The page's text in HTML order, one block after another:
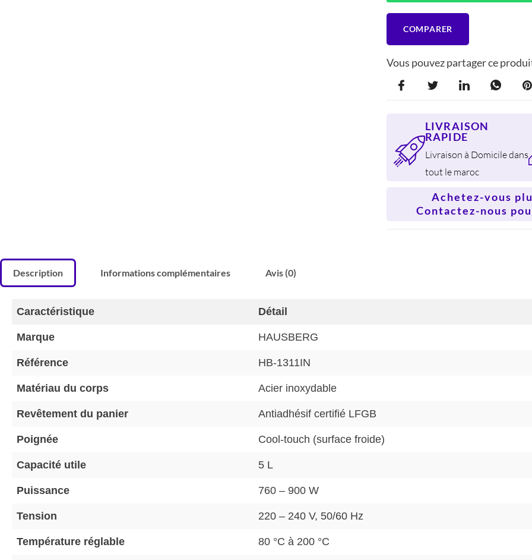
Réglable(760W-
Réglable(760W-900W)
COMPARER
Vous pouvez partager ce
LIVRAISON
RAPIDE
Livraison à Domicile dans
tout le maroc
Achetez-vous
Contactez-nous
Description Informations complémentaires Avis (0)
Caractéristique Détail
Marque HAUSBERG
Référence HB-1311IN
Matériau du corps Acier inoxydable
Revêtement du panier Antiadhésif certifié LFGB
Poignée Cool-touch (surface froide)
Capacité utile 5 L
Puissance 760 – 900 W
Tension 220 – 240 V, 50/60 Hz
Température réglable 80 °C à 200 °C